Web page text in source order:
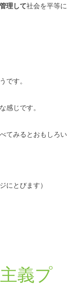
理して社会を平等に
です。
感じです。
てみるとおもしろい
にとびます）
義プ